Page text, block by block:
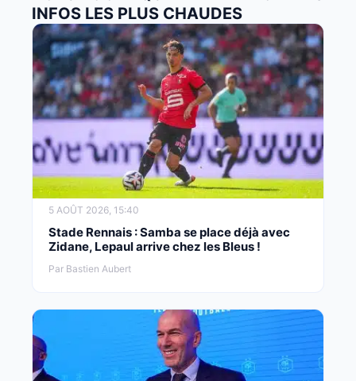
INFOS LES PLUS CHAUDES
5 AOÛT 2026, 15:40
Stade Rennais : Samba se place déjà avec
Zidane, Lepaul arrive chez les Bleus !
Par Bastien Aubert